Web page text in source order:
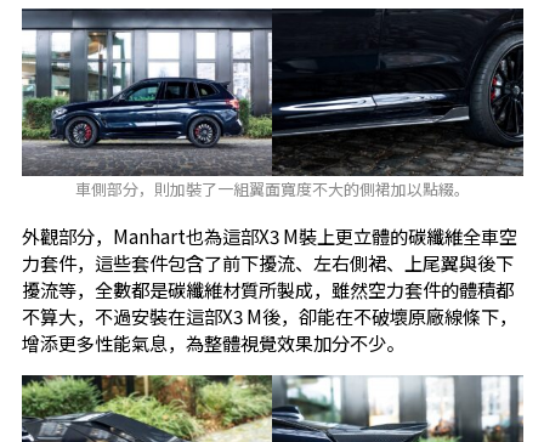
車側部分，則加裝了一組翼面寬度不大的側裙加以點綴。
外觀部分，Manhart也為這部X3 M裝上更立體的碳纖維全車空
力套件，這些套件包含了前下擾流、左右側裙、上尾翼與後下
擾流等，全數都是碳纖維材質所製成，雖然空力套件的體積都
不算大，不過安裝在這部X3 M後，卻能在不破壞原廠線條下，
增添更多性能氣息，為整體視覺效果加分不少。